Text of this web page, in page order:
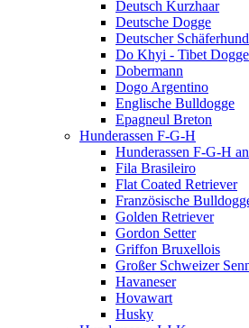
Deutsch Kurzhaar
Deutsche Dogge
Deutscher Schäferhund
Do Khyi - Tibet Dogge
Dobermann
Dogo Argentino
Englische Bulldogge
Epagneul Breton
Hunderassen F-G-H
Hunderassen F-G-H
Fila Brasileiro
Flat Coated Retriever
Französische
Golden Retriever
Gordon Setter
Griffon Bruxellois
Großer Schweizer
Havaneser
Hovawart
Husky